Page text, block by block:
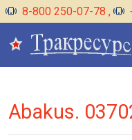
8-800 250-07-78 ,
Abakus.